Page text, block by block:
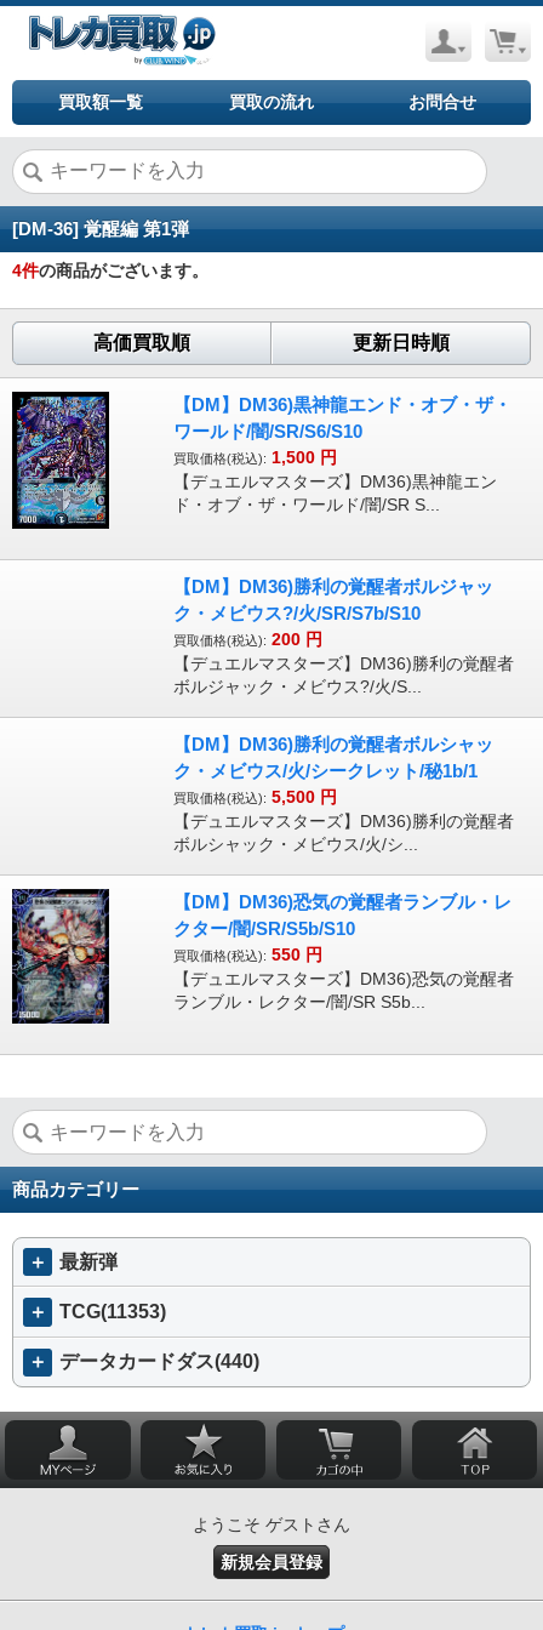
買取額一覧 買取の流れ お問合せ
[DM-36] 覚醒編 第1弾
4件の商品がございます。
高価買取順 更新日時順
【DM】DM36)黒神龍エンド・オブ・ザ・
ワールド/闇/SR/S6/S10
買取価格(税込): 1,500 円
【デュエルマスターズ】DM36)黒神龍エン
ド・オブ・ザ・ワールド/闇/SR S...
【DM】DM36)勝利の覚醒者ボルジャッ
ク・メビウス?/火/SR/S7b/S10
買取価格(税込): 200 円
【デュエルマスターズ】DM36)勝利の覚醒者
ボルジャック・メビウス?/火/S...
【DM】DM36)勝利の覚醒者ボルシャッ
ク・メビウス/火/シークレット/秘1b/1
買取価格(税込): 5,500 円
【デュエルマスターズ】DM36)勝利の覚醒者
ボルシャック・メビウス/火/シ...
【DM】DM36)恐気の覚醒者ランブル・レ
クター/闇/SR/S5b/S10
買取価格(税込): 550 円
【デュエルマスターズ】DM36)恐気の覚醒者
ランブル・レクター/闇/SR S5b...
商品カテゴリー
＋ 最新弾
＋ TCG(11353)
＋ データカードダス(440)
ようこそ ゲストさん
新規会員登録